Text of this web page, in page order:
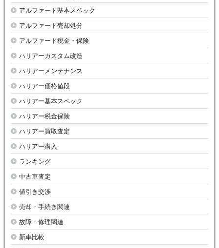
アルファード基本スペック
アルファード売却処分
アルファード税金・保険
ハリアーカスタム改造
ハリアーメンテナンス
ハリアー価格値段
ハリアー基本スペック
ハリアー税金保険
ハリアー買取査定
ハリアー購入
ランキング
中古車査定
値引き交渉
売却・手続き関連
故障・修理関連
新車比較